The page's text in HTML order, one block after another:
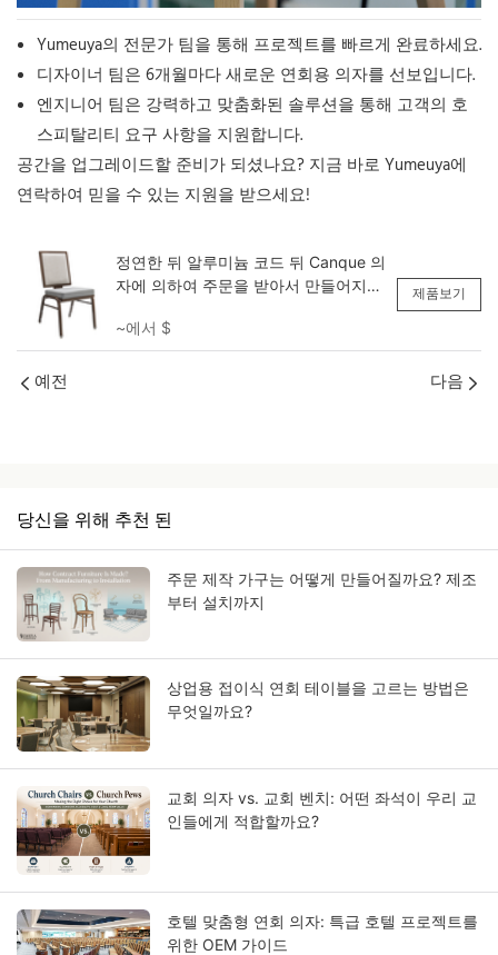
Yumeuya의 전문가 팀을 통해 프로젝트를 빠르게 완료하세요.
디자이너 팀은 6개월마다 새로운 연회용 의자를 선보입니다.
엔지니어 팀은 강력하고 맞춤화된 솔루션을 통해 고객의 호
스피탈리티 요구 사항을 지원합니다.
공간을 업그레이드할 준비가 되셨나요? 지금 바로 Yumeuya에
연락하여 믿을 수 있는 지원을 받으세요!
정연한 뒤 알루미늄 코드 뒤 Canque 의
자에 의하여 주문을 받아서 만들어지는
~에서 $
제품보기
예전 다음
당신을 위해 추천 된
주문 제작 가구는 어떻게 만들어질까요? 제조
부터 설치까지
상업용 접이식 연회 테이블을 고르는 방법은
무엇일까요?
교회 의자 vs. 교회 벤치: 어떤 좌석이 우리 교
인들에게 적합할까요?
호텔 맞춤형 연회 의자: 특급 호텔 프로젝트를
위한 OEM 가이드